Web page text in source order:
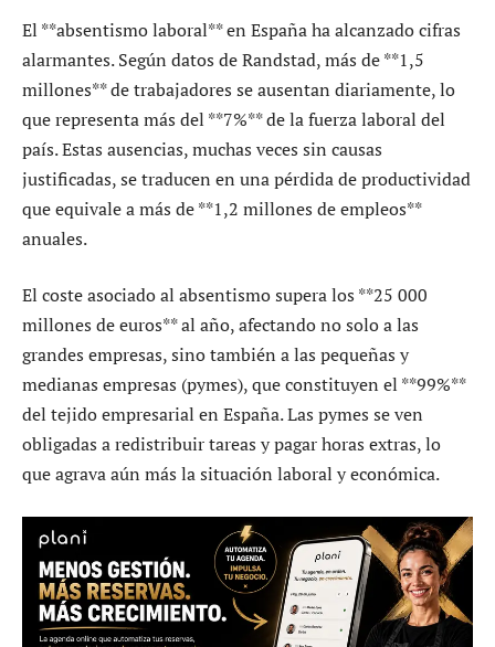
El **absentismo laboral** en España ha alcanzado cifras
alarmantes. Según datos de Randstad, más de **1,5
millones** de trabajadores se ausentan diariamente, lo
que representa más del **7%** de la fuerza laboral del
país. Estas ausencias, muchas veces sin causas
justificadas, se traducen en una pérdida de productividad
que equivale a más de **1,2 millones de empleos**
anuales.
El coste asociado al absentismo supera los **25 000
millones de euros** al año, afectando no solo a las
grandes empresas, sino también a las pequeñas y
medianas empresas (pymes), que constituyen el **99%**
del tejido empresarial en España. Las pymes se ven
obligadas a redistribuir tareas y pagar horas extras, lo
que agrava aún más la situación laboral y económica.